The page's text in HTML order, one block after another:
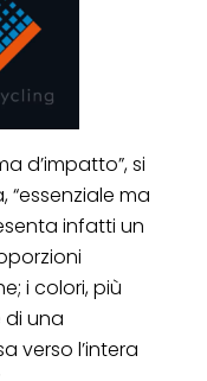
d’impatto”, si
“essenziale ma
infatti un
i colori, più
di una
verso l’intera